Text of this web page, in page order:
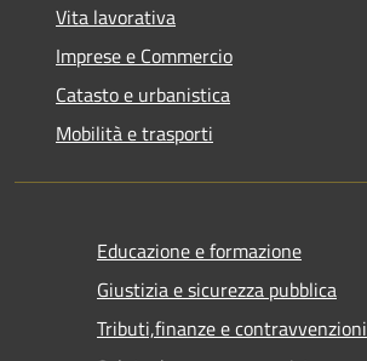
Vita lavorativa
Imprese e Commercio
Catasto e urbanistica
Mobilità e trasporti
Educazione e formazione
Giustizia e sicurezza pubblica
Tributi,finanze e contravvenzioni